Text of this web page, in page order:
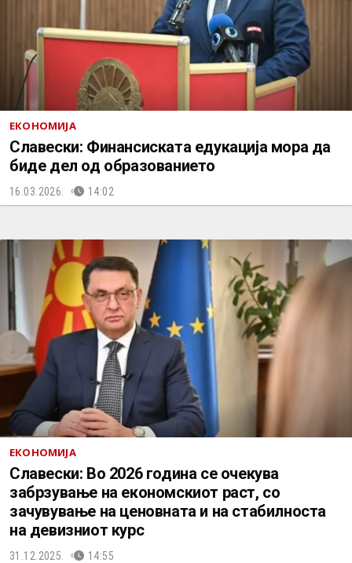
ЕКОНОМИЈА
Славески: Финансиската едукација мора да
биде дел од образованието
16.03.2026. 14:02
ЕКОНОМИЈА
Славески: Во 2026 година се очекува
забрзување на економскиот раст, со
зачувување на ценовната и на стабилноста
на девизниот курс
31.12.2025. 14:55